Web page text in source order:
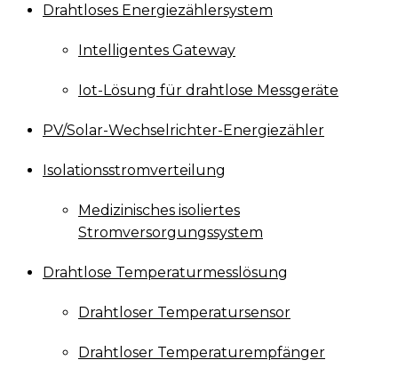
Drahtloses Energiezählersystem
Intelligentes Gateway
Iot-Lösung für drahtlose Messgeräte
PV/Solar-Wechselrichter-Energiezähler
Isolationsstromverteilung
Medizinisches isoliertes
Stromversorgungssystem
Drahtlose Temperaturmesslösung
Drahtloser Temperatursensor
Drahtloser Temperaturempfänger